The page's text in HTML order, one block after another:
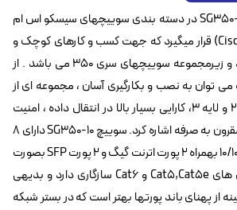
سیسکو SG350-10 در دسته بندی سوییچهای سیسکو اس ام
بی (Cisco Small Business) قرار میگیرد که جهت کسب و کارهای کوچک و
متوسط طراحی شده اند و زیرمجموعه سوییچهای سری 350 می باشد . از
توان به نصب و بکارگیری آسان ، مجموعه ای از
ویژگیهای مدیریتی لایه ۲ و لایه ۳، کارایی بسیار بالا در انتقال داده ، امنیت
سطح بالا و البته هزینه مقرون به صرفه اشاره کرد. سوییچ SG350-10 دارای ۸
پورت اترنت 10/100/1000Mbps بهمراه ۲ پورت اترنت گیگ و ۲ پورت SFP بصورت
کمبو می باشد و با کابل های Cat5,Cat5e و Cat6 سازگاری دارد و بدیهی
از پهنای باند پورتها بهتر است که در بستر شبکه